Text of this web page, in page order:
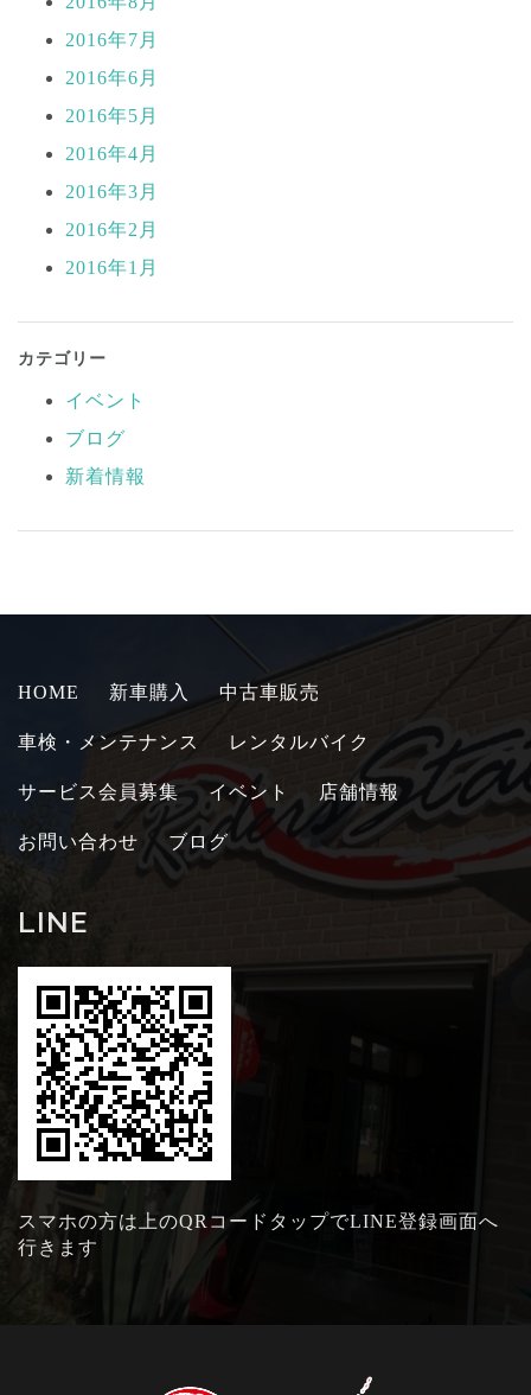
2016年7月
2016年6月
2016年5月
2016年4月
2016年3月
2016年2月
2016年1月
カテゴリー
イベント
ブログ
新着情報
HOME 新車購入 中古車販売
車検・メンテナンス レンタルバイク
サービス会員募集 イベント 店舗情報
お問い合わせ ブログ
LINE
スマホの方は上のQRコードタップでLINE登録画面へ
行きます